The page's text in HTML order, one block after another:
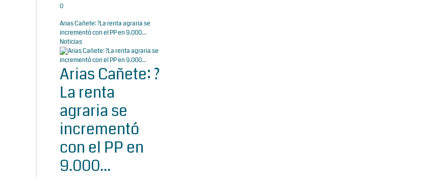
0
Arias Cañete: ?La renta agraria se
incrementó con el PP en 9.000...
Noticias
Arias Cañete: ?
La renta
agraria se
incrementó
con el PP en
9.000...